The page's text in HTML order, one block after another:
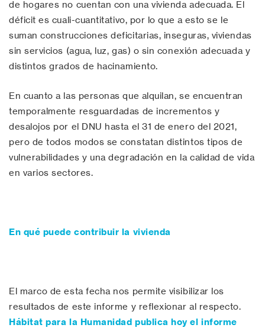
de hogares no cuentan con una vivienda adecuada. El
déficit es cuali-cuantitativo, por lo que a esto se le
suman construcciones deficitarias, inseguras, viviendas
sin servicios (agua, luz, gas) o sin conexión adecuada y
distintos grados de hacinamiento.
En cuanto a las personas que alquilan, se encuentran
temporalmente resguardadas de incrementos y
desalojos por el DNU hasta el 31 de enero del 2021,
pero de todos modos se constatan distintos tipos de
vulnerabilidades y una degradación en la calidad de vida
en varios sectores.
En qué puede contribuir la vivienda
El marco de esta fecha nos permite visibilizar los
resultados de este informe y reflexionar al respecto.
Hábitat para la Humanidad publica hoy el informe